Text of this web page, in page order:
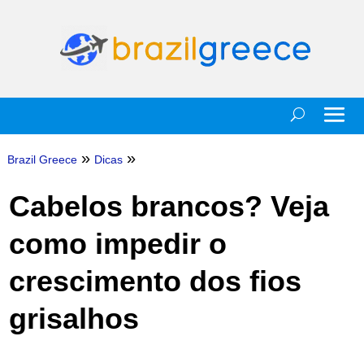
Brazil Greece » Dicas »
Cabelos brancos? Veja
como impedir o
crescimento dos fios
grisalhos